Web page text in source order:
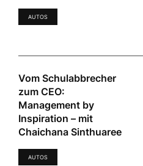
AUTOS
Vom Schulabbrecher
zum CEO:
Management by
Inspiration – mit
Chaichana Sinthuaree
AUTOS